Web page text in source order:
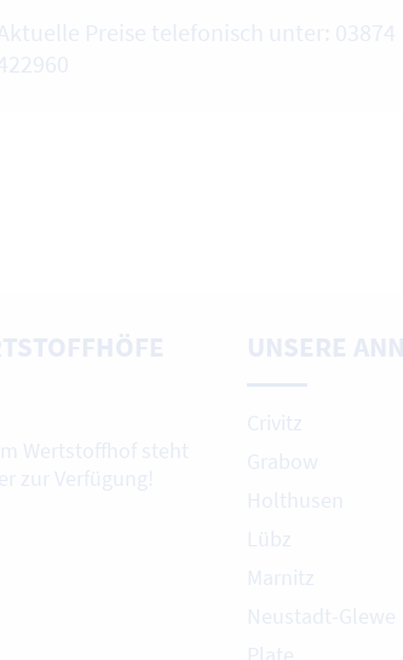
Preise telefonisch unter: 03874
Wertstoffhof steht
zur Verfügung!
UNSERE
Crivitz
Grabow
Holthusen
Lübz
Marnitz
Neustadt-Glewe
Plate